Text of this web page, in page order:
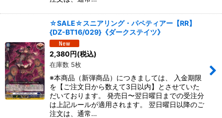
☆SALE☆スニアリング・パペティアー【RR】
{DZ-BT16/029}《ダークステイツ》
2,380円(税込)
在庫数 5枚
※本商品（新弾商品）につきましては、 入金期限
を【ご注文日から数えて3日以内】とさせていた
だいております。 発売日〜翌日曜日までの受注分
は上記ルールが適用されます。 翌日曜日以降のご
注文は、通常…